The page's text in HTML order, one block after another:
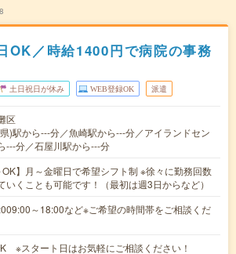
OK／時給1400円で病院の事務
土日祝日が休み WEB登録OK 派遣
区
)駅から---分／魚崎駅から---分／アイランドセン
---分／石屋川駅から---分
OK】月～金曜日で希望シフト制 ※徐々に勤務回数
いくことも可能です！（最初は週3日からなど）
～18:00など※ご希望の時間帯をご相談くだ
※スタート日はお気軽にご相談ください！